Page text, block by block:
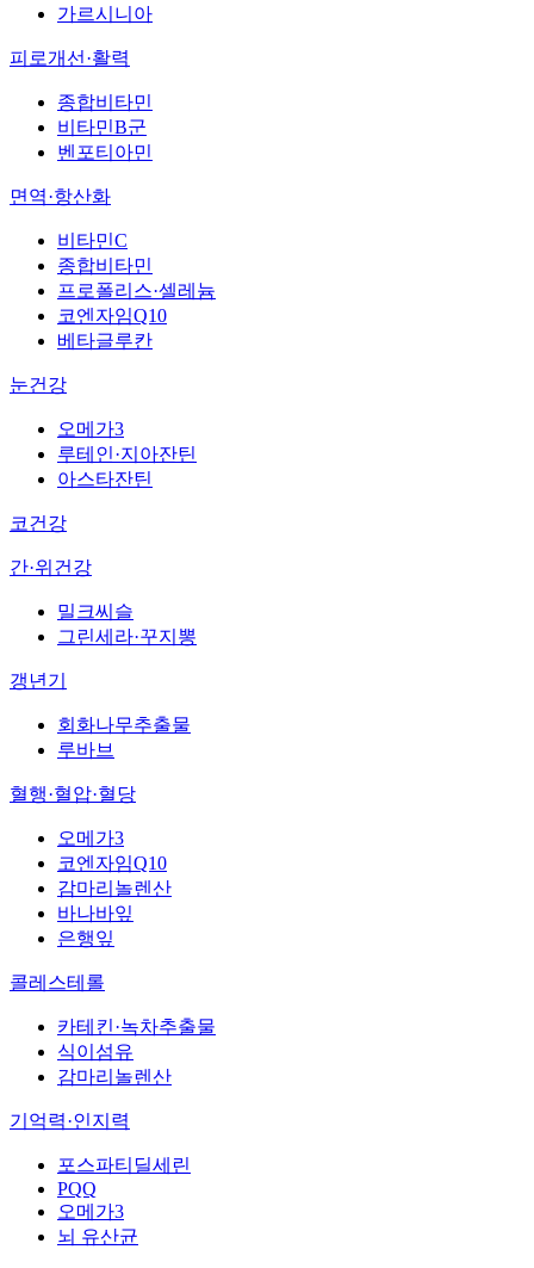
가르시니아
피로개선·활력
종합비타민
비타민B군
벤포티아민
면역·항산화
비타민C
종합비타민
프로폴리스·셀레늄
코엔자임Q10
베타글루칸
눈건강
오메가3
루테인·지아잔틴
아스타잔틴
코건강
간·위건강
밀크씨슬
그린세라·꾸지뽕
갱년기
회화나무추출물
루바브
혈행·혈압·혈당
오메가3
코엔자임Q10
감마리놀렌산
바나바잎
은행잎
콜레스테롤
카테킨·녹차추출물
식이섬유
감마리놀렌산
기억력·인지력
포스파티딜세린
PQQ
오메가3
뇌 유산균